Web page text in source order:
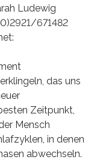
Ludewig
671482
das uns
Zeitpunkt,
Mensch
in denen
abwechseln.